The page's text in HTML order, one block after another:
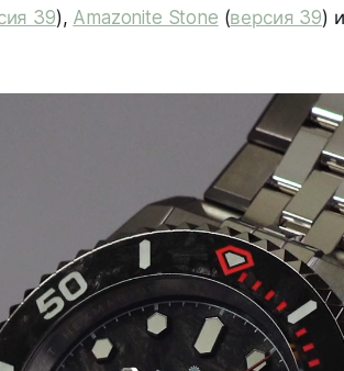
39), Amazonite Stone (версия 39) и